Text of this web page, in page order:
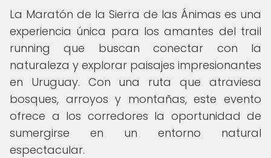
La Maratón de la Sierra de las Ánimas es una
experiencia única para los amantes del trail
running que buscan conectar con la
naturaleza y explorar paisajes impresionantes
en Uruguay. Con una ruta que atraviesa
bosques, arroyos y montañas, este evento
ofrece a los corredores la oportunidad de
sumergirse en un entorno natural
espectacular.